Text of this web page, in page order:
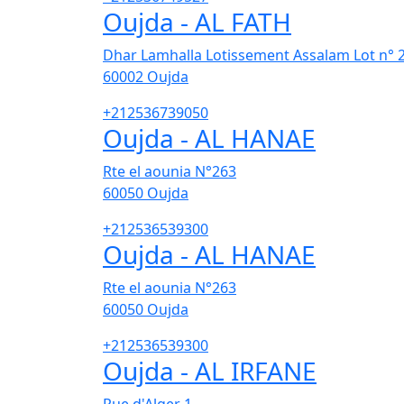
Oujda - AL FATH
Dhar Lamhalla Lotissement Assalam Lot n°
60002 Oujda
+212536739050
Oujda - AL HANAE
Rte el aounia N°263
60050 Oujda
+212536539300
Oujda - AL HANAE
Rte el aounia N°263
60050 Oujda
+212536539300
Oujda - AL IRFANE